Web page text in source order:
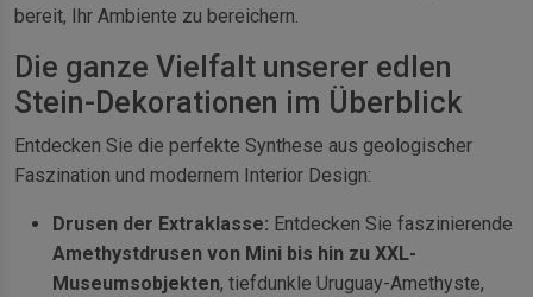
bereit, Ihr Ambiente zu bereichern.
Die ganze Vielfalt unserer edlen
Stein-Dekorationen im Überblick
Entdecken Sie die perfekte Synthese aus geologischer
Faszination und modernem Interior Design:
Drusen der Extraklasse: Entdecken Sie faszinierende
Amethystdrusen von Mini bis hin zu XXL-
Museumsobjekten, tiefdunkle Uruguay-Amethyste,